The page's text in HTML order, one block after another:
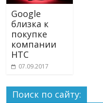
Google
близка к
покупке
компании
HTC
07.09.2017
Поиск по сайту: